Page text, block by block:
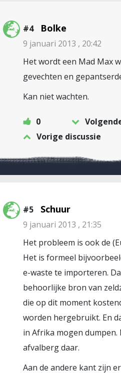
#4 Bolke
9 januari 2013 , 20:42
Het wordt een Mad Max
gevechten en
Kan niet wachten.
0
Vorige discussie
#5 Schuur
9 januari 2013 , 21:35
Het probleem is ook de
Het is formeel
e-waste te importeren.
behoorlijke bron van
die op dit moment
worden hergebruikt. En
in Afrika mogen
afvalberg daar.
Aan de andere kant zijn